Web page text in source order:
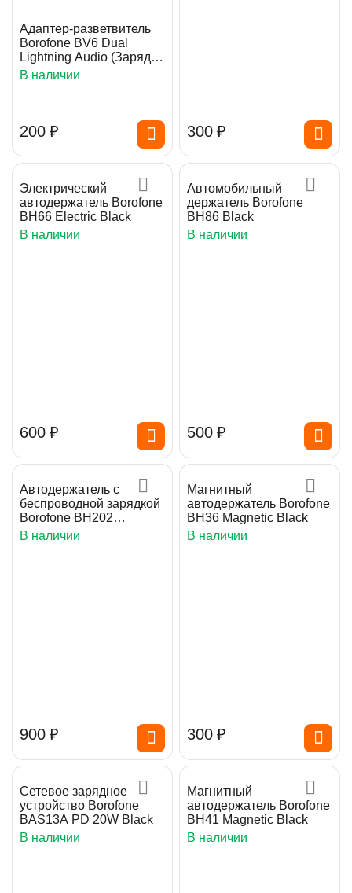
Адаптер-разветвитель
Borofone BV6 Dual
Lightning Audio (Зарядка
+ Наушники)
В наличии
‍200‍ ₽ ‍300‍ ₽
Электрический
автодержатель Borofone
BH66 Electric Black
В наличии
‍600‍ ₽
Автомобильный
держатель Borofone
BH86 Black
В наличии
‍500‍ ₽
Автодержатель с
беспроводной зарядкой
Borofone BH202
Magnetic 15W
В наличии
‍900‍ ₽
Магнитный
автодержатель Borofone
BH36 Magnetic Black
В наличии
‍300‍ ₽
Сетевое зарядное
устройство Borofone
BAS13A PD 20W Black
В наличии
Магнитный
автодержатель Borofone
BH41 Magnetic Black
В наличии